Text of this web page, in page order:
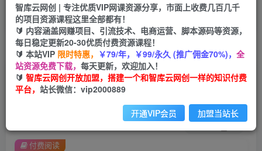
网赚网创 项目
365天稳定跟新
APP下载
GO
首页 创业课程 会员免费 正文
2023婚恋BOSS创业圈，全方位帮你提升创业能力
关注 私信
付费阅读
智库云网创 | 专注优质VIP网课资源分享，市面上收费几百几千
的项目资源课程这里全部都有！
🔰 内容涵盖网赚项目、引流技术、电商运营、脚本源码等资源，
每日稳定更新20-30优质付费资源课程！
🔰 本站VIP 限时特惠， ￥79/年，￥99/永久 (推广佣金70%)， 全
站资源免费下载， 每天更新，欢迎加入！
🔰 智库云网创开放加盟，搭建一个和智库云网创一样的知识付费
平台， 站长微信：vip2000889
开通VIP会员 加盟当站长